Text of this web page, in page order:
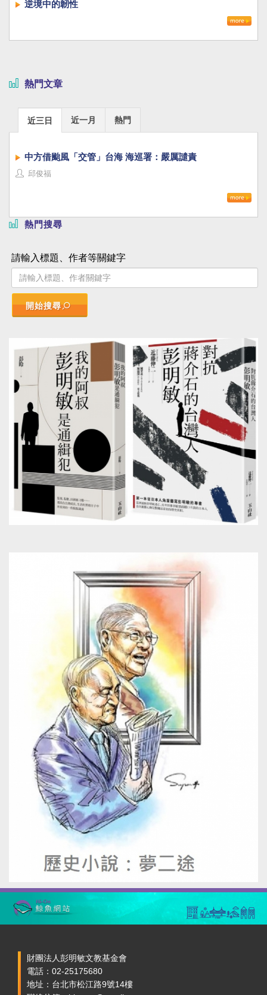
逆境中的韌性
熱門文章
近三日 近一月 熱門
中方借颱風「交管」台海 海巡署：嚴厲譴責
邱俊福
熱門搜尋
請輸入標題、作者等關鍵字
開始搜尋
財團法人彭明敏文教基金會
電話：02-25175680
地址：台北市松江路9號14樓